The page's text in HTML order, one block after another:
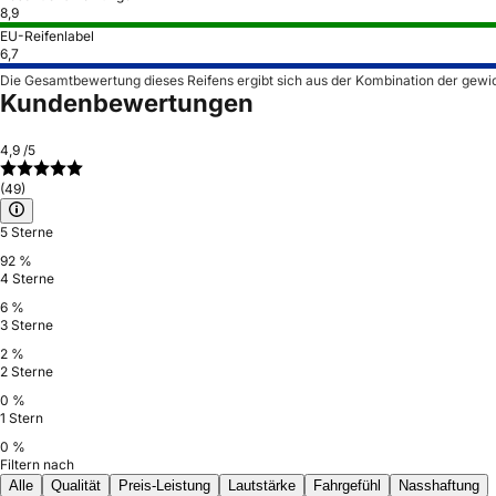
8,9
EU-Reifenlabel
6,7
Die Gesamtbewertung dieses Reifens ergibt sich aus der Kombination der
Kundenbewertungen
4,9 /5
(49)
5 Sterne
92 %
4 Sterne
6 %
3 Sterne
2 %
2 Sterne
0 %
1 Stern
0 %
Filtern nach
Alle
Qualität Preis-Leistung Lautstärke Fahrgefühl Nasshaftung